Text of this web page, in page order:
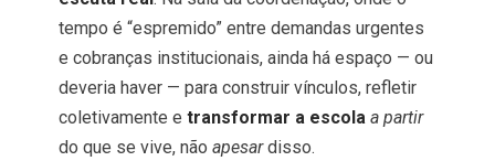
tempo é “espremido” entre demandas urgentes
e cobranças institucionais, ainda há espaço — ou
deveria haver — para construir vínculos, refletir
coletivamente e transformar a escola a partir
do que se vive, não apesardisso.